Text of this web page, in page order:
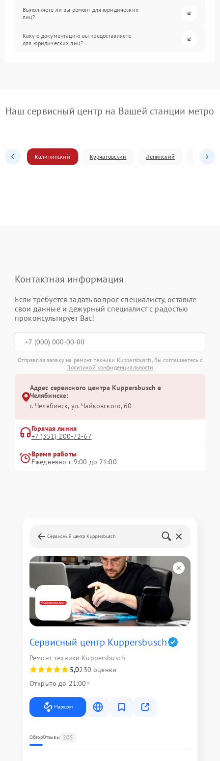
Выполняете ли вы ремонт для юридических
лиц?
Какую документацию вы предоставляете
для юридических лиц?
Наш сервисный центр на Вашей станции метро
Калининский Курчатовский Ленинский
Контактная информация
Если требуется задать вопрос специалисту, оставьте
свои данные и дежурный специалист с радостью
проконсультирует Вас!
Отправляя заявку на ремонт техники Kuppersbusch, Вы соглашаетесь с
Политикой конфиденциальности
Адрес сервисного центра Kuppersbusch в
Челябинске:
г. Челябинск, ул. Чайковского, 60
Горячая линия
+7 (351) 200-72-67
Время работы
Ежедневно с 9:00 до 21:00
Сервисный центр Kuppersbusch
Сервисный центр Kuppersbusch
Ремонт техники Kuppersbusch
5,0230 оценки
Открыто до 21:00
Маршрут
ОбзорОтзывы 205